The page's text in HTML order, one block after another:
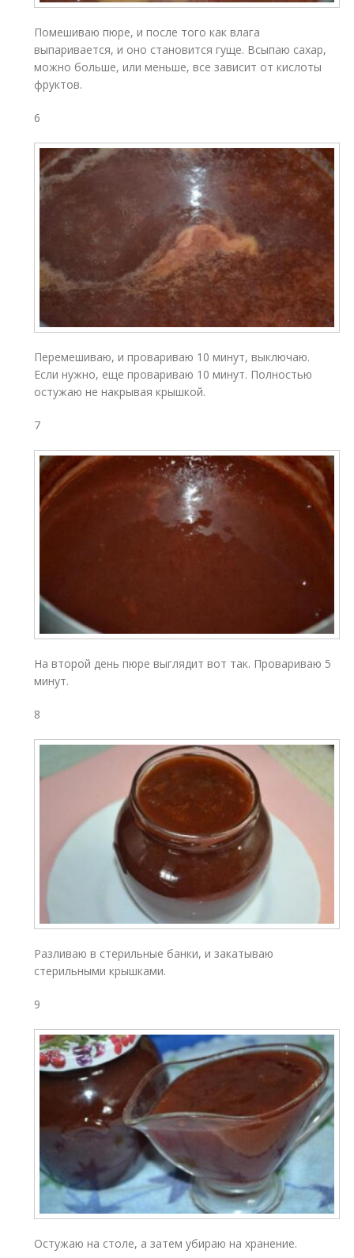
Помешиваю пюре, и после того как влага
выпаривается, и оно становится гуще. Всыпаю сахар,
можно больше, или меньше, все зависит от кислоты
фруктов.
6
Перемешиваю, и провариваю 10 минут, выключаю.
Если нужно, еще провариваю 10 минут. Полностью
остужаю не накрывая крышкой.
7
На второй день пюре выглядит вот так. Провариваю 5
минут.
8
Разливаю в стерильные банки, и закатываю
стерильными крышками.
9
Остужаю на столе, а затем убираю на хранение.